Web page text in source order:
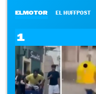
ELMOTOR EL HUFFPOST
1